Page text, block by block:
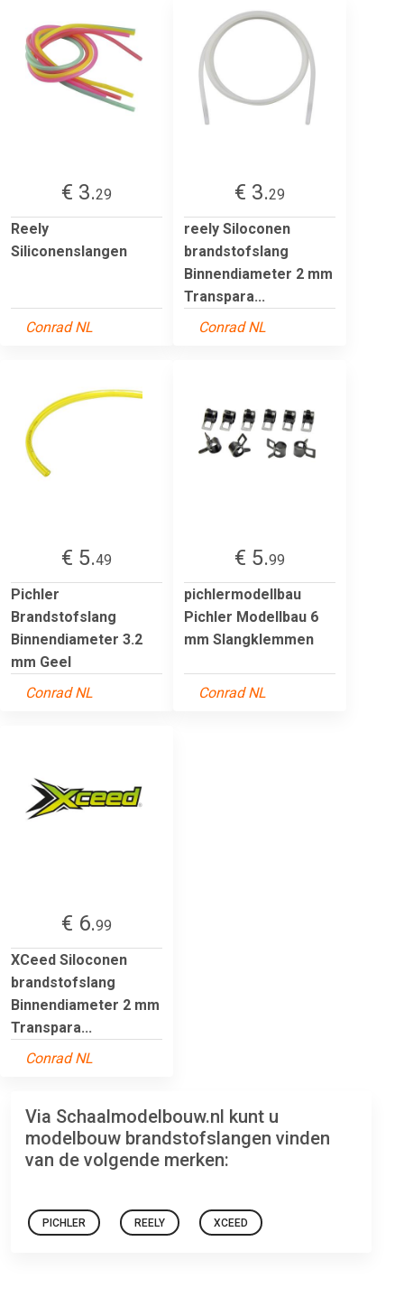
€ 3.29
Reely
Siliconenslangen
Conrad NL
€ 3.29
reely Siloconen
brandstofslang
Binnendiameter 2 mm
Transpara...
Conrad NL
€ 5.49
Pichler
Brandstofslang
Binnendiameter 3.2
mm Geel
Conrad NL
€ 5.99
pichlermodellbau
Pichler Modellbau 6
mm Slangklemmen
Conrad NL
€ 6.99
XCeed Siloconen
brandstofslang
Binnendiameter 2 mm
Transpara...
Conrad NL
Via Schaalmodelbouw.nl kunt u
modelbouw brandstofslangen vinden
van de volgende merken:
PICHLER REELY XCEED